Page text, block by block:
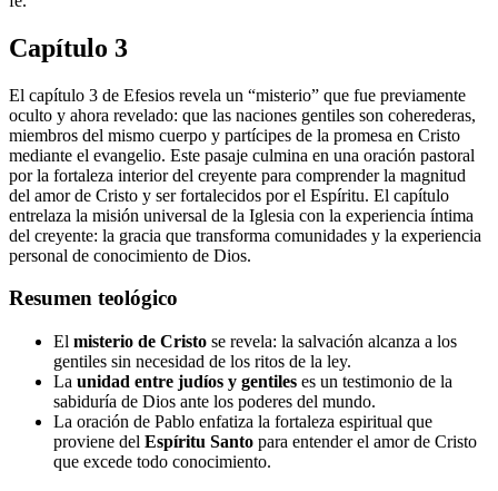
Capítulo 3
El capítulo 3 de Efesios revela un “misterio” que fue previamente
oculto y ahora revelado: que las naciones gentiles son coherederas,
miembros del mismo cuerpo y partícipes de la promesa en Cristo
mediante el evangelio. Este pasaje culmina en una oración pastoral
por la fortaleza interior del creyente para comprender la magnitud
del amor de Cristo y ser fortalecidos por el Espíritu. El capítulo
entrelaza la misión universal de la Iglesia con la experiencia íntima
del creyente: la gracia que transforma comunidades y la experiencia
personal de conocimiento de Dios.
Resumen teológico
El misterio de Cristo se revela: la salvación alcanza a los
gentiles sin necesidad de los ritos de la ley.
La unidad entre judíos y gentiles es un testimonio de la
sabiduría de Dios ante los poderes del mundo.
La oración de Pablo enfatiza la fortaleza espiritual que
proviene del Espíritu Santo para entender el amor de Cristo
que excede todo conocimiento.